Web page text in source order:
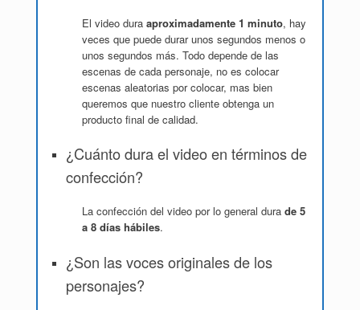
El video dura aproximadamente 1 minuto, hay
veces que puede durar unos segundos menos o
unos segundos más. Todo depende de las
escenas de cada personaje, no es colocar
escenas aleatorias por colocar, mas bien
queremos que nuestro cliente obtenga un
producto final de calidad.
¿Cuánto dura el video en términos de
confección?
La confección del video por lo general dura de 5
a 8 días hábiles.
¿Son las voces originales de los
personajes?